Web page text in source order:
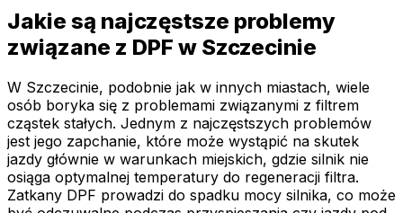
Jakie są najczęstsze problemy
związane z DPF w Szczecinie
W Szczecinie, podobnie jak w innych miastach, wiele
osób boryka się z problemami związanymi z filtrem
cząstek stałych. Jednym z najczęstszych problemów
jest jego zapchanie, które może wystąpić na skutek
jazdy głównie w warunkach miejskich, gdzie silnik nie
osiąga optymalnej temperatury do regeneracji filtra.
Zatkany DPF prowadzi do spadku mocy silnika, co może